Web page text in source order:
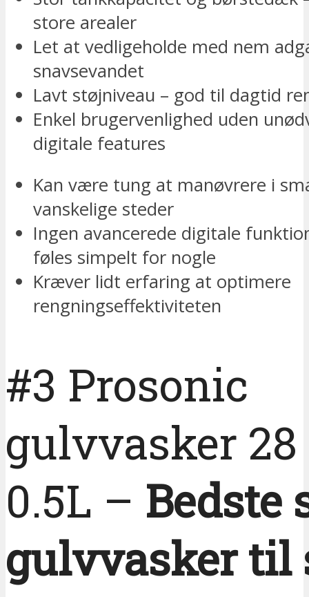
store arealer
Let at vedligeholde med nem
snavsevandet
Lavt støjniveau – god til dagtid
Enkel brugervenlighed uden
digitale features
Kan være tung at manøvrere i
vanskelige steder
Ingen avancerede digitale
føles simpelt for nogle
Kræver lidt erfaring at optimere
rengningseffektiviteten
#3 Prosonic
gulvvasker 28
0.5L – Bedste
gulvvasker til